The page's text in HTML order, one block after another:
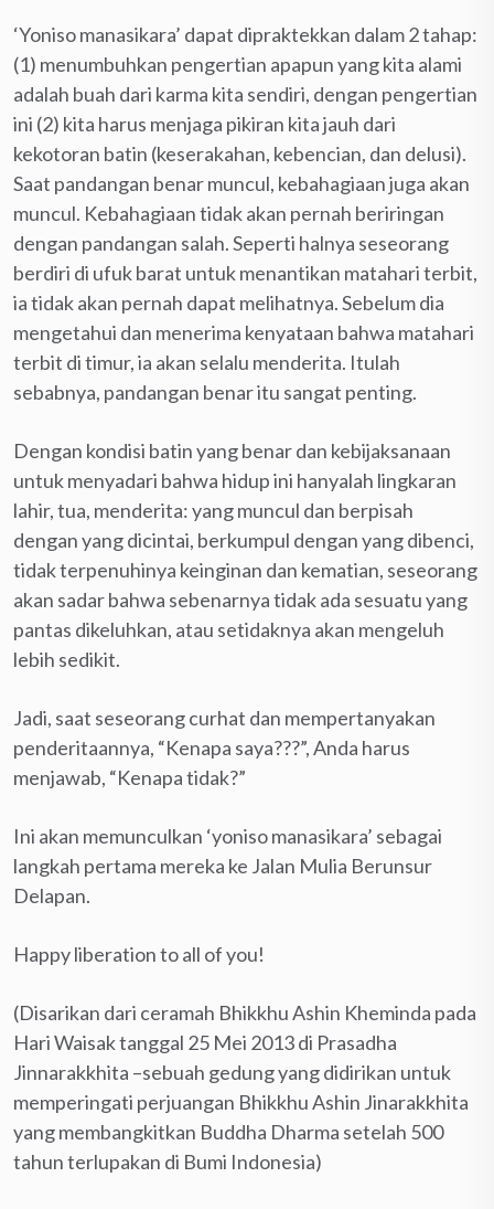
‘Yoniso manasikara’ dapat dipraktekkan dalam 2 tahap:
(1) menumbuhkan pengertian apapun yang kita alami
adalah buah dari karma kita sendiri, dengan pengertian
ini (2) kita harus menjaga pikiran kita jauh dari
kekotoran batin (keserakahan, kebencian, dan delusi).
Saat pandangan benar muncul, kebahagiaan juga akan
muncul. Kebahagiaan tidak akan pernah beriringan
dengan pandangan salah. Seperti halnya seseorang
berdiri di ufuk barat untuk menantikan matahari terbit,
ia tidak akan pernah dapat melihatnya. Sebelum dia
mengetahui dan menerima kenyataan bahwa matahari
terbit di timur, ia akan selalu menderita. Itulah
sebabnya, pandangan benar itu sangat penting.
Dengan kondisi batin yang benar dan kebijaksanaan
untuk menyadari bahwa hidup ini hanyalah lingkaran
lahir, tua, menderita: yang muncul dan berpisah
dengan yang dicintai, berkumpul dengan yang dibenci,
tidak terpenuhinya keinginan dan kematian, seseorang
akan sadar bahwa sebenarnya tidak ada sesuatu yang
pantas dikeluhkan, atau setidaknya akan mengeluh
lebih sedikit.
Jadi, saat seseorang curhat dan mempertanyakan
penderitaannya, “Kenapa saya???”, Anda harus
menjawab, “Kenapa tidak?”
Ini akan memunculkan ‘yoniso manasikara’ sebagai
langkah pertama mereka ke Jalan Mulia Berunsur
Delapan.
Happy liberation to all of you!
(Disarikan dari ceramah Bhikkhu Ashin Kheminda pada
Hari Waisak tanggal 25 Mei 2013 di Prasadha
Jinnarakkhita –sebuah gedung yang didirikan untuk
memperingati perjuangan Bhikkhu Ashin Jinarakkhita
yang membangkitkan Buddha Dharma setelah 500
tahun terlupakan di Bumi Indonesia)